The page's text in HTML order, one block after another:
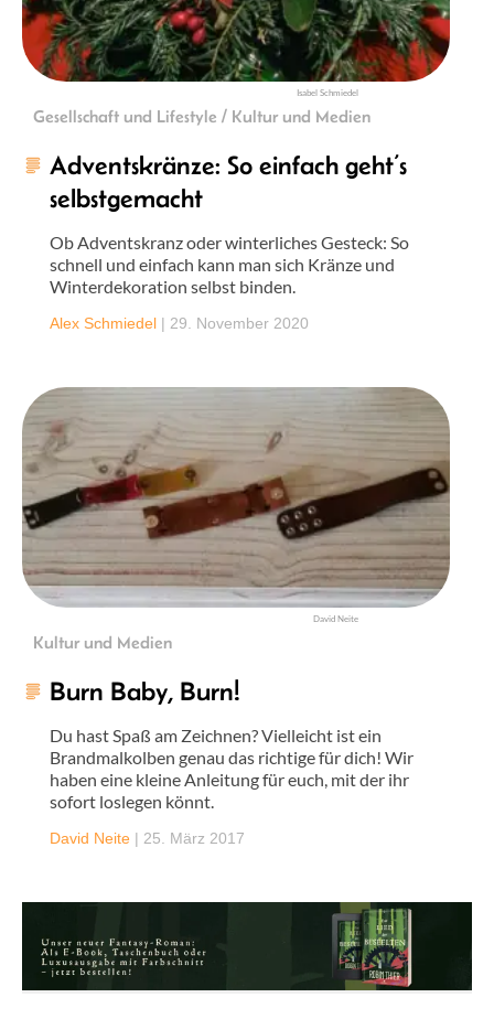
Isabel Schmiedel
Gesellschaft und Lifestyle / Kultur und Medien
Adventskränze: So einfach geht’s
selbstgemacht
Ob Adventskranz oder winterliches Gesteck: So
schnell und einfach kann man sich Kränze und
Winterdekoration selbst binden.
Alex Schmiedel | 29. November 2020
David Neite
Kultur und Medien
Burn Baby, Burn!
Du hast Spaß am Zeichnen? Vielleicht ist ein
Brandmalkolben genau das richtige für dich! Wir
haben eine kleine Anleitung für euch, mit der ihr
sofort loslegen könnt.
David Neite | 25. März 2017